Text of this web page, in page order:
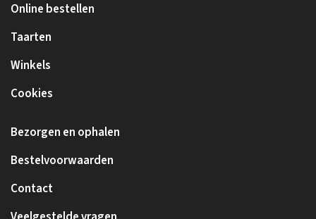
Online bestellen
Taarten
Winkels
Cookies
Bezorgen en ophalen
Bestelvoorwaarden
Contact